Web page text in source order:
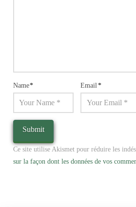
Name* Email*
Ce site utilise Akismet pour réduire les
sur la façon dont les données de vos